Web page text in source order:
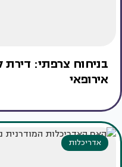
בניחוח צרפתי:
אירופאי
אדריכלות